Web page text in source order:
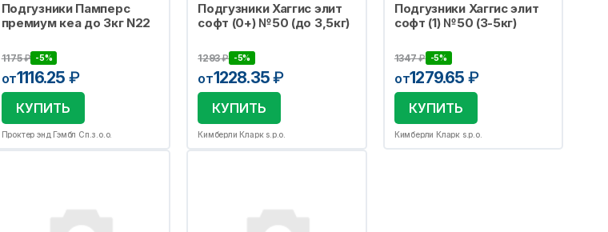
Подгузники Памперс
премиум кеа до 3кг N22
1175₽ -5%
от1116.25 ₽
КУПИТЬ
Проктер энд Гэмбл Сп.з.о.о.
Подгузники Хаггис элит
софт (0+) №50 (до 3,5кг)
1293₽ -5%
от1228.35₽
КУПИТЬ
Кимберли Кларк s.p.o.
Подгузники Хаггис элит
софт (1) №50 (3-5кг)
1347₽ -5%
от1279.65 ₽
КУПИТЬ
Кимберли Кларк s.p.o.